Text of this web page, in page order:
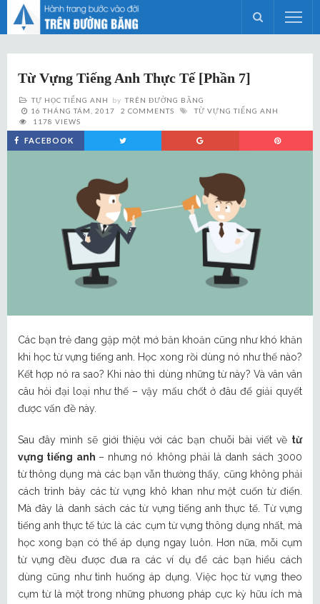
Từ Vựng Tiếng Anh Thực Tế [Phần 7]
TỰ HỌC TIẾNG ANH by TRÊN ĐƯỜNG BĂNG
16 THÁNG TÁM, 2017
2 COMMENTS
TỪ VỰNG TIẾNG ANH
1178 VIEWS
FACEBOOK
Các bạn trẻ đang gặp một mớ băn khoăn cũng như khó khăn
khi học từ vựng tiếng anh. Học xong rồi dùng nó như thế nào?
Kết hợp nó ra sao? Khi nào thì dùng những từ này? Và vân vân
câu hỏi đại loại như thế – vậy mấu chốt ở đâu để giải quyết
được vấn đề này.
Sau đây mình sẽ giới thiệu với các bạn chuỗi bài viết về từ
vựng tiếng anh – nhưng nó không phải là danh sách 3000
từ thông dụng mà các bạn vẫn thường thấy, cũng không phải
cách trình bày các từ vựng khô khan như một cuốn từ điển.
Mà đây là danh sách các từ vựng tiếng anh thực tế. Từ vựng
tiếng anh thực tế tức là các cụm từ vựng thông dụng nhất, mà
học xong bạn có thể áp dụng ngay luôn. Hơn nữa, mỗi cụm
từ vựng đều được đưa ra các ví dụ để các bạn hiểu cách
dùng cũng như tình huống áp dụng. Việc học từ vựng theo
cụm từ là một trong những phương pháp cực kỳ hữu ích mà